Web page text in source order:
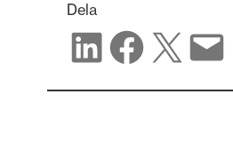
Dela
Dela på LinkedIn
Dela på Facebook
Dela på X Dela via e-post